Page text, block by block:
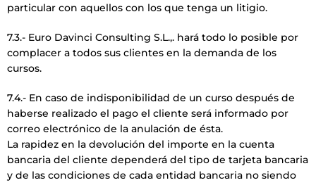
particular con aquellos con los que tenga un litigio.
7.3.- Euro Davinci Consulting S.L.,. hará todo lo posible por
complacer a todos sus clientes en la demanda de los
cursos.
7.4.- En caso de indisponibilidad de un curso después de
haberse realizado el pago el cliente será informado por
correo electrónico de la anulación de ésta.
La rapidez en la devolución del importe en la cuenta
bancaria del cliente dependerá del tipo de tarjeta bancaria
y de las condiciones de cada entidad bancaria no siendo